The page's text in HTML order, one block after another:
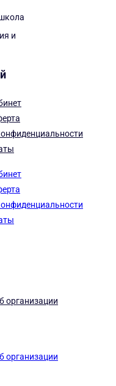
и
организации
организации